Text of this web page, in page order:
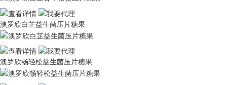
澳罗欣白芷益生菌压片糖果
澳罗欣畅轻松益生菌压片糖果